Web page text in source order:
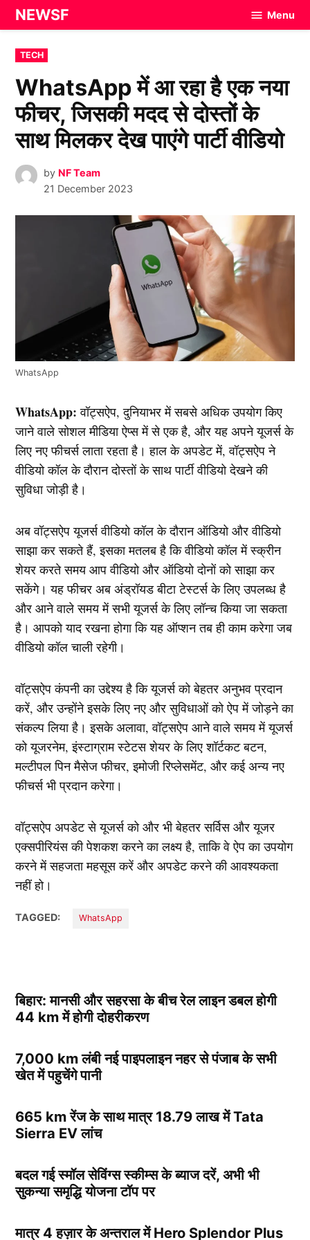
Skip
to
content
NEWSF Menu
POSTED
IN
TECH
WhatsApp में आ रहा है एक नया
फीचर, जिसकी मदद से दोस्तों के
साथ मिलकर देख पाएंगे पार्टी वीडियो
by NF Team
21 December 2023
WhatsApp
WhatsApp:वॉट्सऐप, दुनियाभर में सबसे अधिक उपयोग किए
जाने वाले सोशल मीडिया ऐप्स में से एक है, और यह अपने यूजर्स के
लिए नए फीचर्स लाता रहता है। हाल के अपडेट में, वॉट्सऐप ने
वीडियो कॉल के दौरान दोस्तों के साथ पार्टी वीडियो देखने की
सुविधा जोड़ी है।
अब वॉट्सऐप यूजर्स वीडियो कॉल के दौरान ऑडियो और वीडियो
साझा कर सकते हैं, इसका मतलब है कि वीडियो कॉल में स्क्रीन
शेयर करते समय आप वीडियो और ऑडियो दोनों को साझा कर
सकेंगे। यह फीचर अब अंड्रॉयड बीटा टेस्टर्स के लिए उपलब्ध है
और आने वाले समय में सभी यूजर्स के लिए लॉन्च किया जा सकता
है। आपको याद रखना होगा कि यह ऑप्शन तब ही काम करेगा जब
वीडियो कॉल चाली रहेगी।
वॉट्सऐप कंपनी का उद्देश्य है कि यूजर्स को बेहतर अनुभव प्रदान
करें, और उन्होंने इसके लिए नए और सुविधाओं को ऐप में जोड़ने का
संकल्प लिया है। इसके अलावा, वॉट्सऐप आने वाले समय में यूजर्स
को यूजरनेम, इंस्टाग्राम स्टेटस शेयर के लिए शॉर्टकट बटन,
मल्टीपल पिन मैसेज फीचर, इमोजी रिप्लेसमेंट, और कई अन्य नए
फीचर्स भी प्रदान करेगा।
वॉट्सऐप अपडेट से यूजर्स को और भी बेहतर सर्विस और यूजर
एक्सपीरियंस की पेशकश करने का लक्ष्य है, ताकि वे ऐप का उपयोग
करने में सहजता महसूस करें और अपडेट करने की आवश्यकता
नहीं हो।
TAGGED: WhatsApp
बिहार: मानसी और सहरसा के बीच रेल लाइन डबल होगी
44 km में होगी दोहरीकरण
7,000 km लंबी नई पाइपलाइन नहर से पंजाब के सभी
खेत में पहुचेंगे पानी
665 km रेंज के साथ मात्र 18.79 लाख में Tata
Sierra EV लांच
बदल गई स्मॉल सेविंग्स स्कीम्स के ब्याज दरें, अभी भी
सुकन्या समृद्धि योजना टॉप पर
मात्र 4 हज़ार के अन्तराल में Hero Splendor Plus